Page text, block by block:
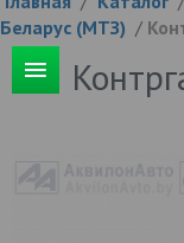
Беларус (МТЗ) /